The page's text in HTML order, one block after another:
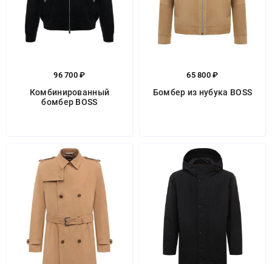
96 700 ₽
Комбинированный
бомбер BOSS
65 800 ₽
Бомбер из нубука BOSS